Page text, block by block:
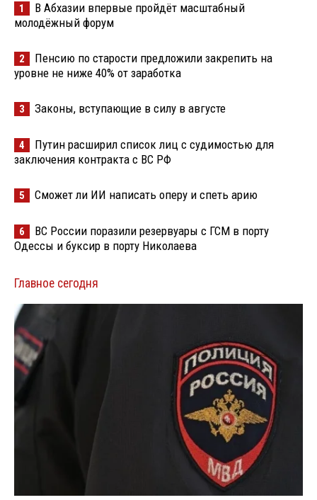
1
В Абхазии впервые пройдёт масштабный
молодёжный форум
2
Пенсию по старости предложили закрепить на
уровне не ниже 40% от заработка
3 Законы, вступающие в силу в августе
4
Путин расширил список лиц с судимостью для
заключения контракта с ВС РФ
5 Сможет ли ИИ написать оперу и спеть арию
6
ВС России поразили резервуары с ГСМ в порту
Одессы и буксир в порту Николаева
Главное сегодня